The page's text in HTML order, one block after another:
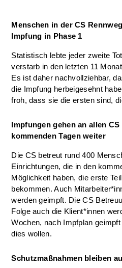
Menschen in der CS
Impfung in Phase 1
Statistisch lebte jeder zweite
verstarb in den letzten 11
Es ist daher nachvollziehbar,
die Impfung herbeigesehnt
froh, dass sie die ersten sind,
Impfungen gehen an allen
kommenden Tagen weiter
Die CS betreut rund 400
Einrichtungen, die in den
Möglichkeit haben, die erste
bekommen. Auch
werden geimpft. Die CS
Folge auch die Klient*innen
Wochen, nach Impfplan
dies wollen.
Schutzmaßnahmen bleiben